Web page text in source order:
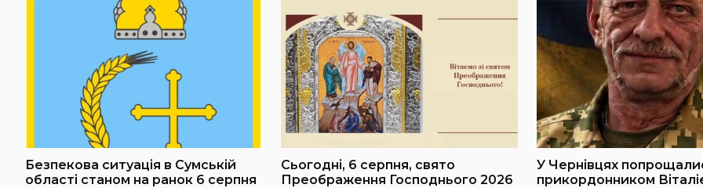
Безпекова ситуація в Сумській
області станом на ранок 6 серпня
Сьогодні, 6 серпня, свято
Преображення Господнього 2026
У Чернівцях
прикордонником